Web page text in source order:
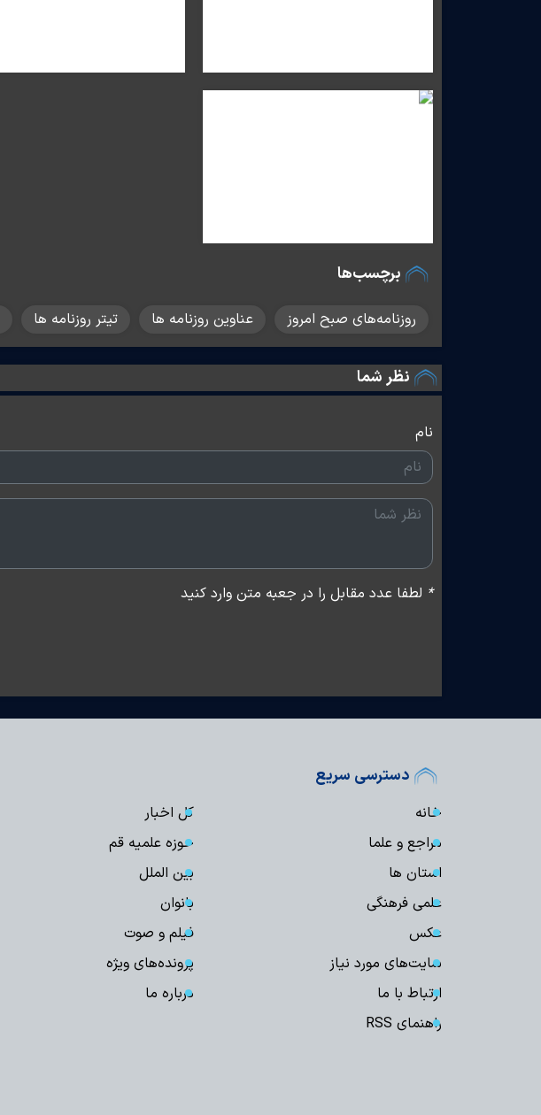
برچسب‌ها
روزنامه‌های صبح امروز عناوین روزنامه ها تیتر روزنامه ها
نظر شما
نام
* لطفا عدد مقابل را در جعبه متن وارد کنید
دسترسی سریع
خانه
کل اخبار
مراجع و علما
حوزه علمیه قم
استان ها
بین الملل
علمی فرهنگی
بانوان
عکس
فیلم و صوت
سایت‌های مورد نیاز
پرونده‌های ویژه
ارتباط با ما
درباره ما
راهنمای RSS